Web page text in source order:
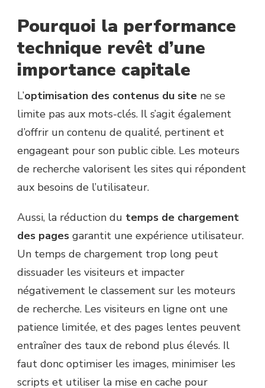
Pourquoi la performance
technique revêt d’une
importance capitale
L’optimisation des contenus du site ne se
limite pas aux mots-clés. Il s’agit également
d’offrir un contenu de qualité, pertinent et
engageant pour son public cible. Les moteurs
de recherche valorisent les sites qui répondent
aux besoins de l’utilisateur.
Aussi, la réduction du temps de chargement
des pages garantit une expérience utilisateur.
Un temps de chargement trop long peut
dissuader les visiteurs et impacter
négativement le classement sur les moteurs
de recherche. Les visiteurs en ligne ont une
patience limitée, et des pages lentes peuvent
entraîner des taux de rebond plus élevés. Il
faut donc optimiser les images, minimiser les
scripts et utiliser la mise en cache pour